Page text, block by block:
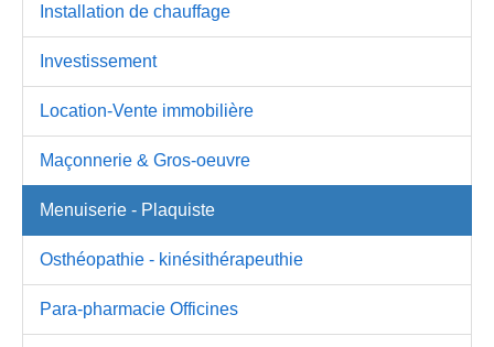
Installation de chauffage
Investissement
Location-Vente immobilière
Maçonnerie & Gros-oeuvre
Menuiserie - Plaquiste
Osthéopathie - kinésithérapeuthie
Para-pharmacie Officines